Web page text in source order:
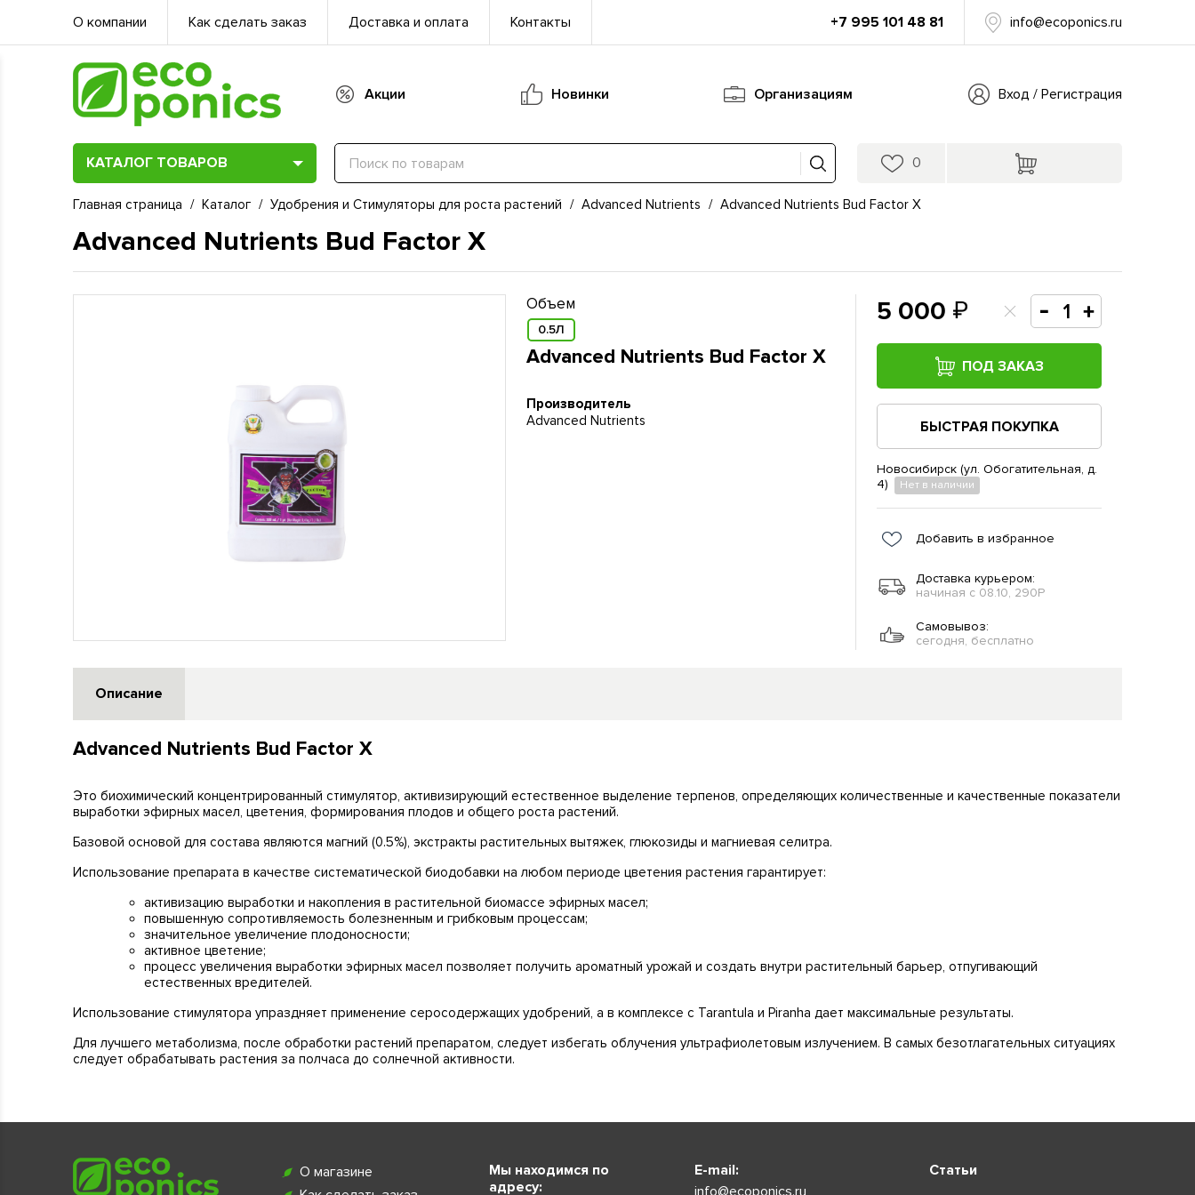
О компании Как сделать заказ Доставка и оплата Контакты +7 995 101 48 81 info@ecoponics.ru
Акции Новинки Организациям Вход / Регистрация
КАТАЛОГ ТОВАРОВ 0
Главная страница / Каталог / Удобрения и Стимуляторы для роста растений / Advanced Nutrients / Advanced Nutrients Bud Factor X
Advanced Nutrients Bud Factor X
Объем
0.5Л
Advanced Nutrients Bud Factor X
Производитель
Advanced Nutrients
5 000
ПОД ЗАКАЗ
БЫСТРАЯ ПОКУПКА
Новосибирск (ул. Обогатительная, д.
4)
Нет в наличии
Добавить в избранное
Доставка курьером:
начиная с 08.10, 290Р
Самовывоз:
сегодня, бесплатно
Описание
Advanced Nutrients Bud Factor X
Это биохимический концентрированный стимулятор, активизирующий естественное выделение терпенов, определяющих количественные и качественные показатели
выработки эфирных масел, цветения, формирования плодов и общего роста растений.
Базовой основой для состава являются магний (0.5%), экстракты растительных вытяжек, глюкозиды и магниевая селитра.
Использование препарата в качестве систематической биодобавки на любом периоде цветения растения гарантирует:
активизацию выработки и накопления в растительной биомассе эфирных масел;
повышенную сопротивляемость болезненным и грибковым процессам;
значительное увеличение плодоносности;
активное цветение;
процесс увеличения выработки эфирных масел позволяет получить ароматный урожай и создать внутри растительный барьер, отпугивающий
естественных вредителей.
Использование стимулятора упраздняет применение серосодержащих удобрений, а в комплексе с Tarantula и Piranha дает максимальные результаты.
Для лучшего метаболизма, после обработки растений препаратом, следует избегать облучения ультрафиолетовым излучением. В самых безотлагательных ситуациях
следует обрабатывать растения за полчаса до солнечной активности.
О магазине
Мы находимся по
адресу:
E-mail:
info@ecoponics.ru
Статьи